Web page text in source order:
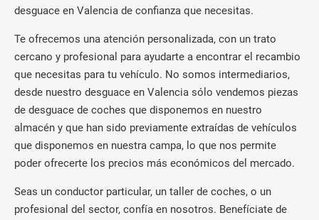
desguace en Valencia de confianza que necesitas.
Te ofrecemos una atención personalizada, con un trato
cercano y profesional para ayudarte a encontrar el recambio
que necesitas para tu vehículo. No somos intermediarios,
desde nuestro desguace en Valencia sólo vendemos piezas
de desguace de coches que disponemos en nuestro
almacén y que han sido previamente extraídas de vehículos
que disponemos en nuestra campa, lo que nos permite
poder ofrecerte los precios más económicos del mercado.
Seas un conductor particular, un taller de coches, o un
profesional del sector, confía en nosotros. Benefíciate de